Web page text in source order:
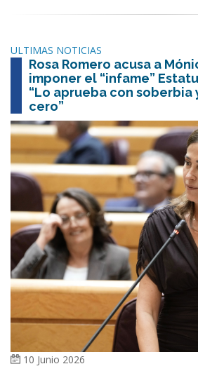
ULTIMAS NOTICIAS
Rosa Romero acusa a
imponer el “infame”
“Lo aprueba con soberbia
cero”
10 Junio 2026